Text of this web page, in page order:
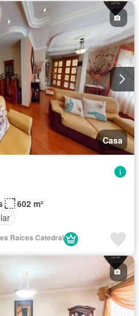
Casa
602 m²
Raíces Catedral